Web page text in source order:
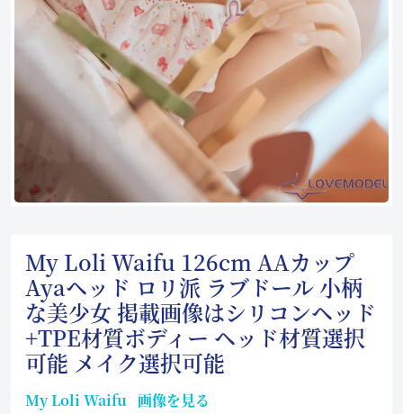
My Loli Waifu 126cm AAカップ
Ayaヘッド ロリ派 ラブドール 小柄
な美少女 掲載画像はシリコンヘッド
+TPE材質ボディー ヘッド材質選択
可能 メイク選択可能
My Loli Waifu 画像を見る